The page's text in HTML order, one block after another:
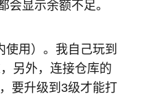
会显示余额不足。
用）。我自己玩到
另外，连接仓库的
要升级到3级才能打